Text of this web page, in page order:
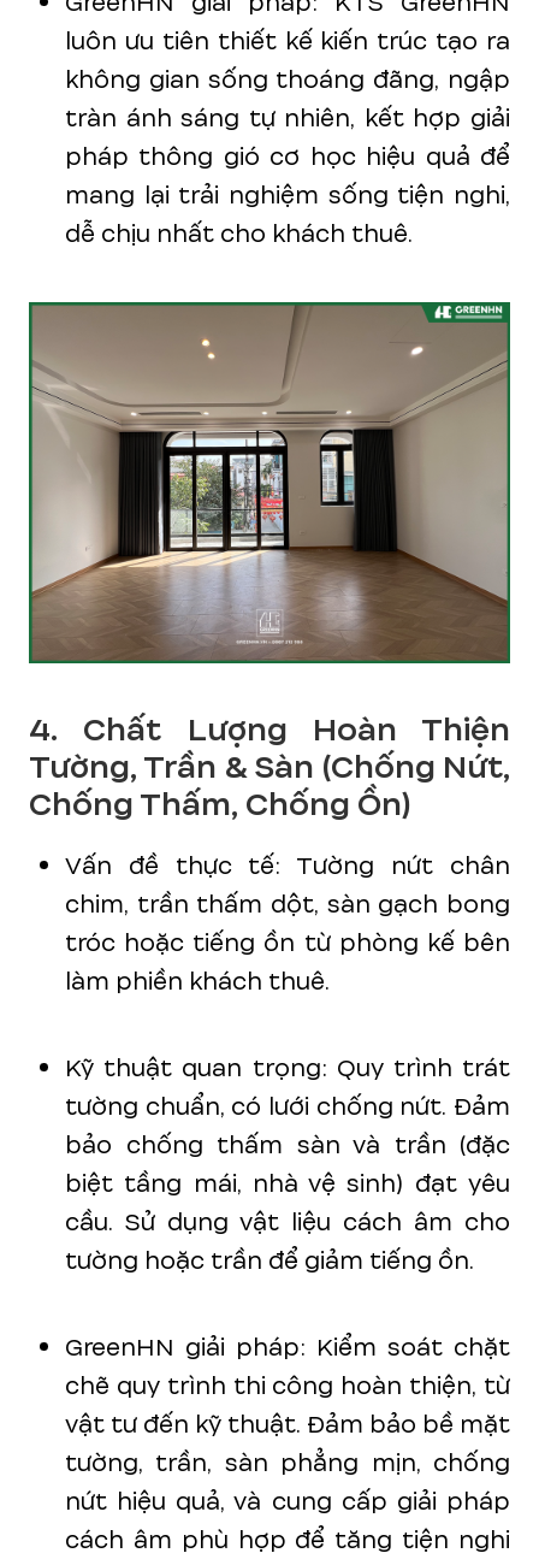
luôn ưu tiên thiết kế kiến trúc tạo ra
không gian sống thoáng đãng, ngập
tràn ánh sáng tự nhiên, kết hợp giải
pháp thông gió cơ học hiệu quả để
mang lại trải nghiệm sống tiện nghi,
dễ chịu nhất cho khách thuê.
4. Chất Lượng Hoàn Thiện
Tường, Trần & Sàn (Chống Nứt,
Chống Thấm, Chống Ồn)
Vấn đề thực tế: Tường nứt chân
chim, trần thấm dột, sàn gạch bong
tróc hoặc tiếng ồn từ phòng kế bên
làm phiền khách thuê.
Kỹ thuật quan trọng: Quy trình trát
tường chuẩn, có lưới chống nứt. Đảm
bảo chống thấm sàn và trần (đặc
biệt tầng mái, nhà vệ sinh) đạt yêu
cầu. Sử dụng vật liệu cách âm cho
tường hoặc trần để giảm tiếng ồn.
GreenHN giải pháp: Kiểm soát chặt
chẽ quy trình thi công hoàn thiện, từ
vật tư đến kỹ thuật. Đảm bảo bề mặt
tường, trần, sàn phẳng mịn, chống
nứt hiệu quả, và cung cấp giải pháp
cách âm phù hợp để tăng tiện nghi